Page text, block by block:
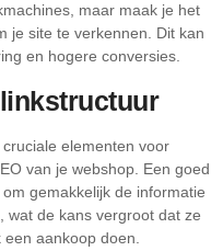
maar maak je het
je site te verkennen. Dit kan
en hogere conversies.
elementen voor
van je webshop. Een goed
gemakkelijk de informatie
wat de kans vergroot dat ze
aankoop doen.